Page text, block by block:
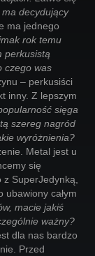
decydujący
ma jednego
rok temu
perkusistą
czego was
– perkusiści
inny. Z lepszym
sięga
szereg nagród
wyróżnienia?
Metal jest u
się
SuperJedynką,
ubawiony całym
macie jakiś
ważny?
dla nas bardzo
Przed